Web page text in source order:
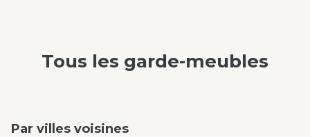
Tous les garde-meubles
Par villes voisines